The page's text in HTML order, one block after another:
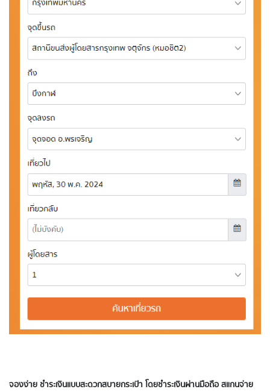
จองง่าย ชำระเงินแบบสะดวกสบายกระเป๋า โดยชำระเงินผ่านมือถือ สแกนจ่าย